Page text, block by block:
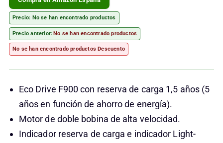
Precio: No se han encontrado productos
Precio anterior:No se han encontrado productos
No se han encontrado productosDescuento
Eco Drive F900 con reserva de carga 1,5 años (5
años en función de ahorro de energía).
Motor de doble bobina de alta velocidad.
Indicador reserva de carga e indicador Light-